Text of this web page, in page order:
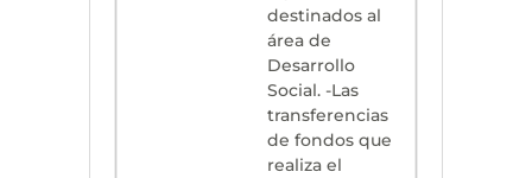
destinados al
área de
Desarrollo
Social. -Las
transferencias
de fondos que
realiza el